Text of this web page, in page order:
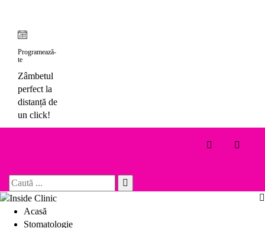
content
Programează-
te
Zâmbetul
perfect la
distanță de
un click!
Toggle
Search
for:
Acasă
Stomatologie